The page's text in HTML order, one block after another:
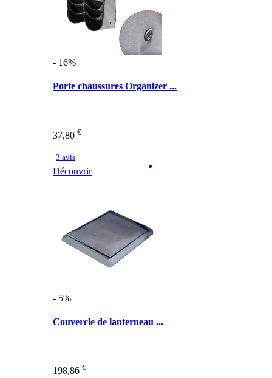
- 16%
Porte chaussures Organizer ...
37,80 €
3 avis
Découvrir
- 5%
Couvercle de lanterneau ...
198,86 €